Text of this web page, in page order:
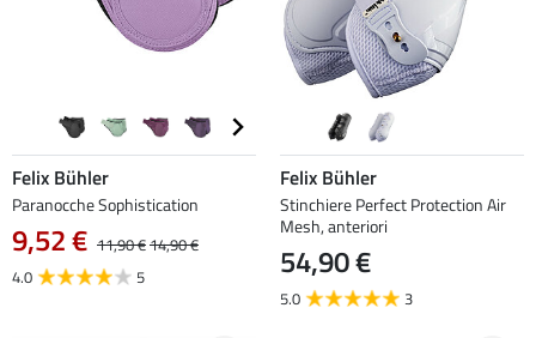
Felix Bühler
Paranocche Sophistication
9,52 € 11,90 €14,90 €
4.0
5
Felix Bühler
Stinchiere Perfect Protection Air
Mesh, anteriori
54,90 €
5.0 3